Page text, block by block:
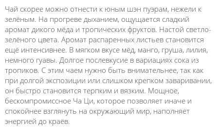
Чай скорее можно отнести к юным шэн пуэрам, нежели к
зелёным. На прогреве дыханием, ощущается сладкий
аромат дикого мёда и тропических фруктов. Настой светло-
зелёного цвета. Аромат распаренных листьев становится
ещё интенсивнее. В мягком вкусе мёд, манго, груша, лилия,
немного гуавы. Долгое послевкусие в вариациях сока из
тропиков. С этим чаем нужно быть внимательнее, так как
при долгой экспозиции или слишком крепком заваривании,
он быстро становится терпким и вязким. Мощное,
бескомпромиссное Ча Ци, которое позволяет иначе и
спокойнее взглянуть на окружающий мир, наполняет
энергией до краёв.